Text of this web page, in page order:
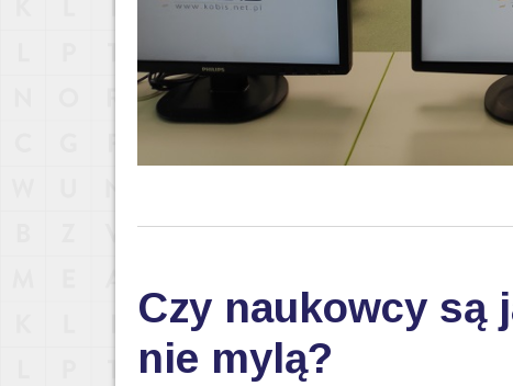
Czy naukowcy są
nie mylą?